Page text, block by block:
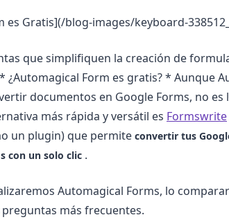
es Gratis](/blog-images/keyboard-
que simplifiquen la creación de
¿Automagical Form es gratis? * Aunque
documentos en Google Forms, no es
más rápida y versátil es Formswrite
un plugin) que permite convertir tus
con un solo clic .
Automagical Forms, lo
más frecuentes.